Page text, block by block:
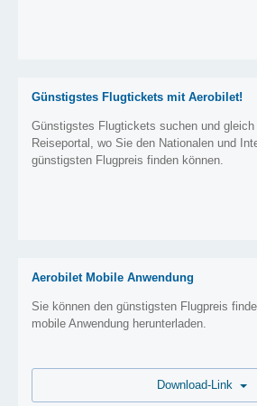
Günstigstes Flugtickets mit Aerobilet!
Günstigstes Flugtickets suchen und
Reiseportal, wo Sie den Nationalen und
günstigsten Flugpreis finden können.
Aerobilet Mobile Anwendung
Sie können den günstigsten Flugpreis
mobile Anwendung herunterladen.